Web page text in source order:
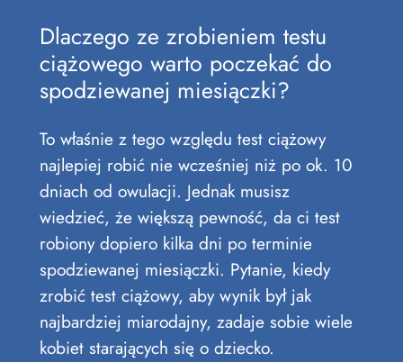
Dlaczego ze zrobieniem testu
ciążowego warto poczekać do
spodziewanej miesiączki?
To właśnie z tego względu test ciążowy
najlepiej robić nie wcześniej niż po ok. 10
dniach od owulacji. Jednak musisz
wiedzieć, że większą pewność, da ci test
robiony dopiero kilka dni po terminie
spodziewanej miesiączki. Pytanie, kiedy
zrobić test ciążowy, aby wynik był jak
najbardziej miarodajny, zadaje sobie wiele
kobiet starających się o dziecko.